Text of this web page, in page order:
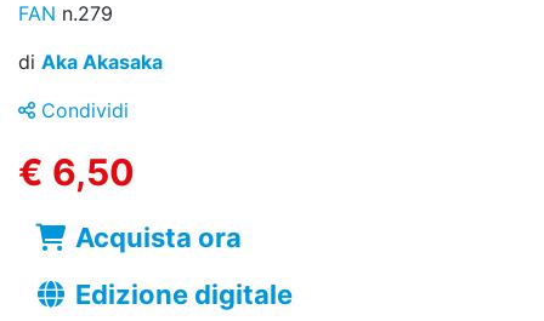
FAN n.279
di Aka Akasaka
Condividi
€ 6,50
Acquista ora
Edizione digitale